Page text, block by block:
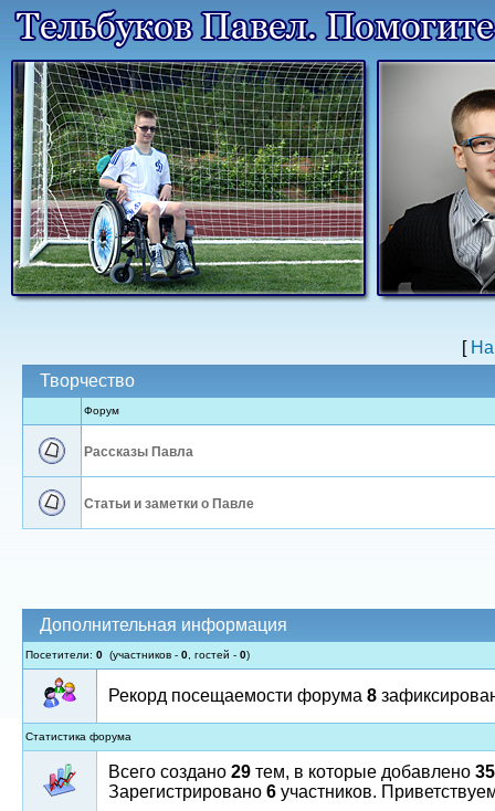
[
Творчество
Форум
Рассказы Павла
Статьи и заметки о Павле
Дополнительная информация
Посетители: 0 (участников - 0 , гостей - 0)
Рекорд посещаемости форума 8
Статистика форума
Всего создано 29 тем, в которые добавлено
Зарегистрировано 6 участников.